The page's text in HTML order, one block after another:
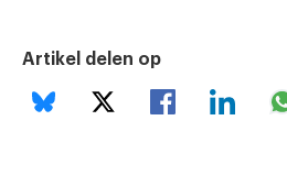
Artikel delen op